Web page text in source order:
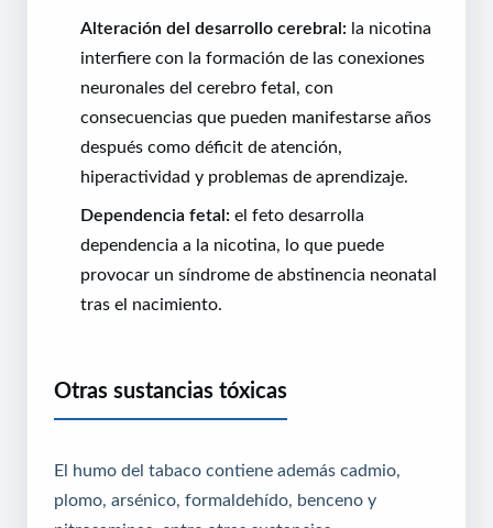
Alteración del desarrollo cerebral: la nicotina
interfiere con la formación de las conexiones
neuronales del cerebro fetal, con
consecuencias que pueden manifestarse años
después como déficit de atención,
hiperactividad y problemas de aprendizaje.
Dependencia fetal: el feto desarrolla
dependencia a la nicotina, lo que puede
provocar un síndrome de abstinencia neonatal
tras el nacimiento.
Otras sustancias tóxicas
El humo del tabaco contiene además cadmio,
plomo, arsénico, formaldehído, benceno y